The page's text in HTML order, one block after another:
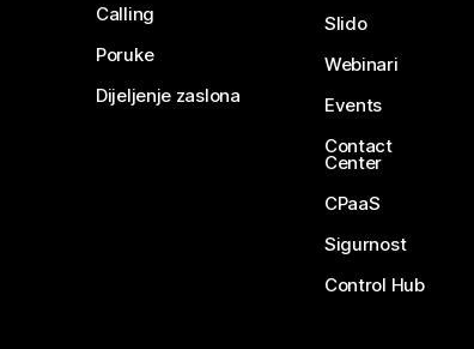
Calling
Poruke
Dijeljenje zaslona
Slido
Webinari
Events
Contact
Center
CPaaS
Sigurnost
Control Hub